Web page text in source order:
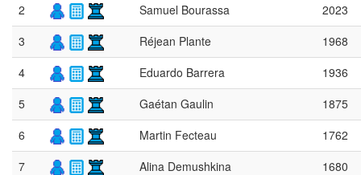
2
Samuel Bourassa
2023
3
Réjean Plante
1968
4
Eduardo Barrera
1936
5
Gaétan Gaulin
1875
6
Martin Fecteau
1762
7
Alina Demushkina
1680